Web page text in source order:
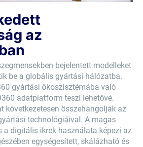
az
bejelentett modelleket
be a globális gyártási hálózatba.
gyártási ökoszisztémába való
adatplatform teszi lehetővé.
következetesen összehangolják az
technológiáival. A magas
digitális ikrek használata képezi az
egységesített, skálázható és